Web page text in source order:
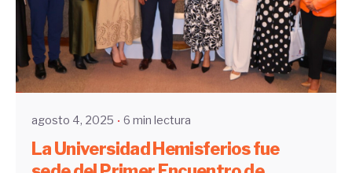
Enviado por
UHE
agosto 4, 2025 6 min lectura
La Universidad Hemisferios fue